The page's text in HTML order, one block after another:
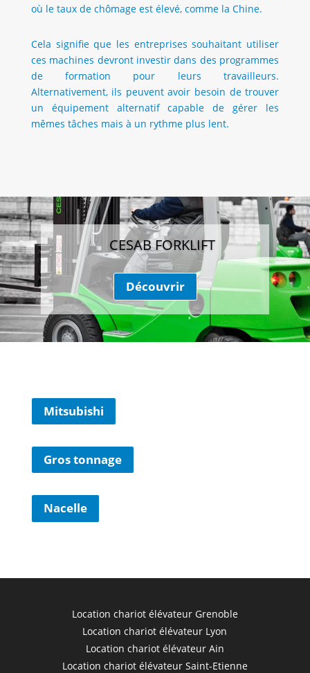
où le taux de chômage est élevé, comme la Chine.
Cela signifie que les entreprises souhaitant utiliser
ces machines devront investir dans des programmes
de formation pour leurs travailleurs.
Alternativement, ils peuvent avoir besoin de trouver
un équipement alternatif capable de gérer les
mêmes tâches mais à un rythme plus lent.
CESAB FORKLIFT
Découvrir
Mitsubishi
Gros tonnage
Nacelle
Location chariot élévateur Grenoble
Location chariot élévateur Lyon
Location chariot élévateur Ain
Location chariot élévateur Saint-Etienne